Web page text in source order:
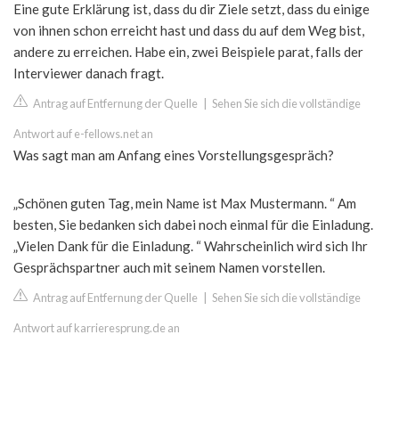
Eine gute Erklärung ist, dass du dir Ziele setzt, dass du einige
von ihnen schon erreicht hast und dass du auf dem Weg bist,
andere zu erreichen. Habe ein, zwei Beispiele parat, falls der
Interviewer danach fragt.
Antrag auf Entfernung der Quelle Sehen Sie sich die vollständige
Antwort auf e-fellows.net an
Was sagt man am Anfang eines Vorstellungsgespräch?
„Schönen guten Tag, mein Name ist Max Mustermann. “ Am
besten, Sie bedanken sich dabei noch einmal für die Einladung.
„Vielen Dank für die Einladung. “ Wahrscheinlich wird sich Ihr
Gesprächspartner auch mit seinem Namen vorstellen.
Antrag auf Entfernung der Quelle Sehen Sie sich die vollständige
Antwort auf karrieresprung.de an